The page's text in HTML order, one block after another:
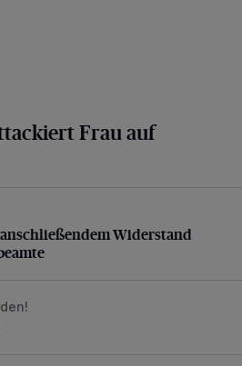
Frau auf
Widerstand gegen
Widerstand